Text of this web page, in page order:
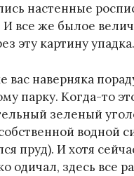
настенные
И все же былое
эту картину упадка.
вас наверняка
парку. Когда-то
зеленый
водной
пруд). И хотя
одичал, здесь все